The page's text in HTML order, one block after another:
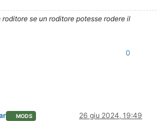
se un roditore potesse rodere il
0
MODS 26 giu 2024, 19:49